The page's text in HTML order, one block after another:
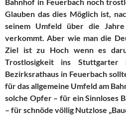
Glauben das dies Möglich ist,
seinem Umfeld über die
verkommt. Aber wie man die
Ziel ist zu Hoch wenn es
Trostlosigkeit ins
Bezirksrathaus in Feuerbach
für das allgemeine Umfeld am
solche Opfer – für ein Sinnloses
– für schnöde völlig Nutzlose